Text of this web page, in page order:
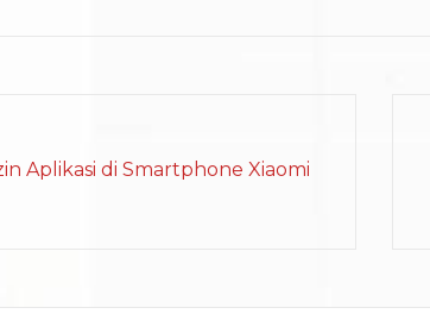
Aplikasi di Smartphone Xiaomi